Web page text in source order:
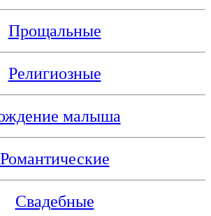
Прощальные
Религиозные
малыша
Романтические
Свадебные